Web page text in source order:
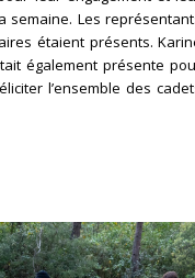
semaine. Les
étaient présents.
également présente
l’ensemble des